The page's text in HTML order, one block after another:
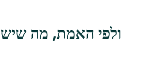
ולפי האמת, מה